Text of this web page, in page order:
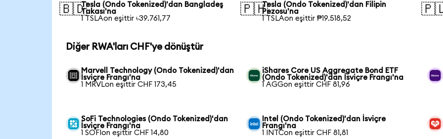
🇧🇩Tesla (Ondo Tokenized)'dan Bangladeş
Takası'na
1 TSLAon eşittir ৳39.761,77
🇵🇭Tesla (Ondo Tokenized)'dan Filipin
Pezosu'na
1 TSLAon eşittir ₱19.518,52
Diğer RWA'ları CHF'ye dönüştür
Marvell Technology (Ondo Tokenized)'dan
İsviçre Frangı'na
1 MRVLon eşittir CHF 173,45
iShares Core US Aggregate Bond ETF
(Ondo Tokenized)'dan İsviçre Frangı'na
1 AGGon eşittir CHF 81,96
SoFi Technologies (Ondo Tokenized)'dan
İsviçre Frangı'na
1 SOFIon eşittir CHF 14,80
Intel (Ondo Tokenized)'dan İsviçre
Frangı'na
1 INTCon eşittir CHF 81,81